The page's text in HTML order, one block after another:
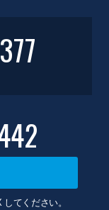
てください。